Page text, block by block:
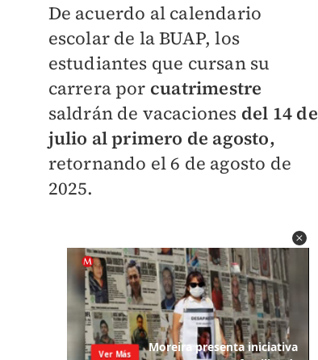
De acuerdo al calendario
escolar de la BUAP, los
estudiantes que cursan su
carrera por cuatrimestre
saldrán de vacaciones del 14 de
julio al primero de agosto,
retornando el 6 de agosto de
2025.